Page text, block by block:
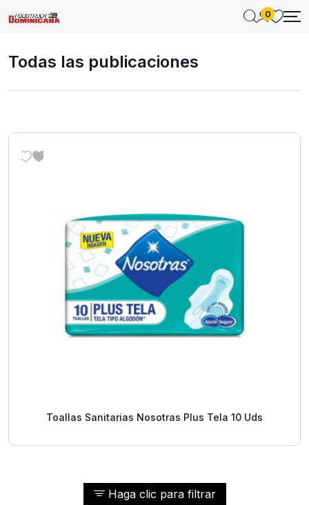
0
Todas las publicaciones
Haga clic para filtrar
Toallas Sanitarias Nosotras Plus Tela 10 Uds